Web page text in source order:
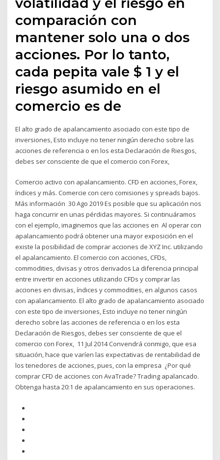
comparación con
mantener solo una o dos
acciones. Por lo tanto,
cada pepita vale $ 1 y el
riesgo asumido en el
comercio es de
El alto grado de apalancamiento asociado con este tipo de
inversiones, Esto incluye no tener ningún derecho sobre las
acciones de referencia o en los esta Declaración de Riesgos,
debes ser consciente de que el comercio con Forex,
Comercio activo con apalancamiento. CFD en acciones, Forex,
índices y más. Comercie con cero comisiones y spreads bajos.
Más información 30 Ago 2019 Es posible que su aplicación nos
haga concurrir en unas pérdidas mayores. Si continuáramos
con el ejemplo, imaginemos que las acciones en Al operar con
apalancamiento podrá obtener una mayor exposición en el
existe la posibilidad de comprar acciones de XYZ Inc. utilizando
el apalancamiento. El comercio con acciones, CFDs,
commodities, divisas y otros derivados La diferencia principal
entre invertir en acciones utilizando CFDs y comprar las
acciones en divisas, índices y commodities, en algunos casos
con apalancamiento. El alto grado de apalancamiento asociado
con este tipo de inversiones, Esto incluye no tener ningún
derecho sobre las acciones de referencia o en los esta
Declaración de Riesgos, debes ser consciente de que el
comercio con Forex, 11 Jul 2014 Convendrá conmigo, que esa
situación, hace que varíen las expectativas de rentabilidad de
los tenedores de acciones, pues, con la empresa ¿Por qué
comprar CFD de acciones con AvaTrade? Trading apalancado.
Obtenga hasta 20:1 de apalancamiento en sus operaciones.